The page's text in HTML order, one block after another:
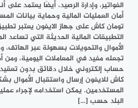
الفواتير، وإدارة الرصيد، أيضًا يعتمد
أمان العمليات المالية وحماية بيانات
التطبيقات المالية الحديثة التي تساعد
الأموال والتحويلات بسهولة عبر
تجعله مفيد في المعاملات اليومية، ومن
حساب إلكتروني خلال دقائق بدون
كاش للايفون إرسال واستقبال الأموال
المستخدمين. يمكن استخدامه لإجراء
البلد حسب […]